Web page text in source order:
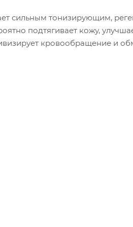
сильным тонизирующим,
подтягивает кожу,
кровообращение и